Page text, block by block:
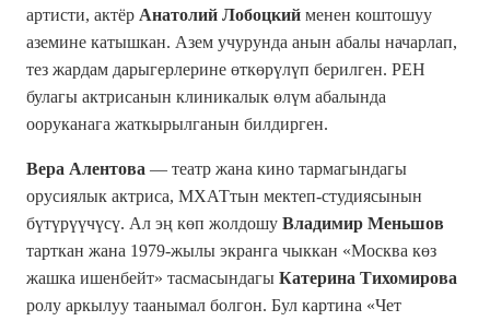
артисти, актёр Анатолий Лобоцкий менен коштошуу
аземине катышкан. Азем учурунда анын абалы начарлап,
тез жардам дарыгерлерине өткөрүлүп берилген. РЕН
булагы актрисанын клиникалык өлүм абалында
ооруканага жаткырылганын билдирген.
Вера Алентова — театр жана кино тармагындагы
орусиялык актриса, МХАТтын мектеп-студиясынын
бүтүрүүчүсү. Ал эң көп жолдошу Владимир Меньшов
тарткан жана 1979-жылы экранга чыккан «Москва көз
жашка ишенбейт» тасмасындагы Катерина Тихомирова
ролу аркылуу таанымал болгон. Бул картина «Чет